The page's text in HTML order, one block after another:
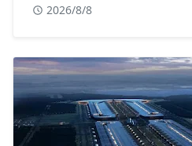
2026/8/8